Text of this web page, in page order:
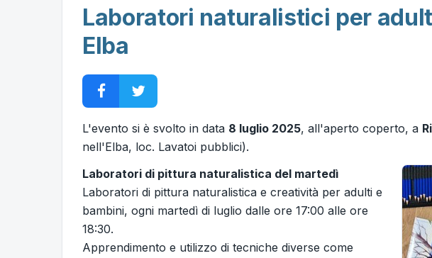
Laboratori naturalistici per
Elba
L'evento si è svolto in data 8 luglio 2025, all'aperto coperto, a
nell'Elba, loc. Lavatoi pubblici).
Laboratori di pittura naturalistica del martedì
Laboratori di pittura naturalistica e creatività per adulti e
bambini, ogni martedì di luglio dalle ore 17:00 alle ore
18:30.
Apprendimento e utilizzo di tecniche diverse come